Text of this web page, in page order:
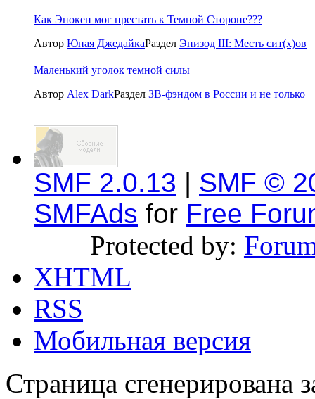
Как Энокен мог престать к Темной Стороне???
Автор Юная ДжедайкаРаздел Эпизод III: Месть сит(x)ов
Маленький уголок темной силы
Автор Alex DarkРаздел ЗВ-фэндом в России и не только
SMF 2.0.13 | SMF ©
SMFAds for Free
Protected by:
XHTML
RSS
Мобильная версия
Страница сгенерирована